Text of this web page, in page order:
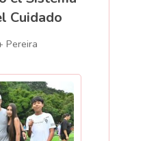
Cuidado
Pereira